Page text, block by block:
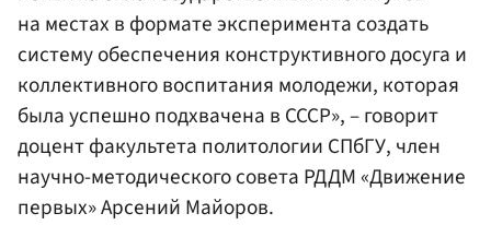
на местах в формате эксперимента создать
систему обеспечения конструктивного досуга и
коллективного воспитания молодежи, которая
была успешно подхвачена в СССР», – говорит
доцент факультета политологии СПбГУ, член
научно-методического совета РДДМ «Движение
первых» Арсений Майоров.